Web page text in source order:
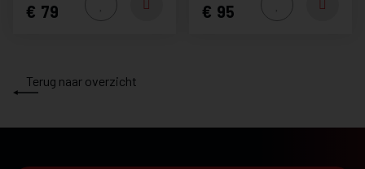
79 95
Terug naar overzicht